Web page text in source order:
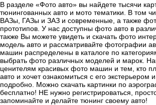
В разделе «Фото авто» вы найдете тысячи
тюнингованных авто и мото тематики. В том
ВАЗы, ГАЗы и ЗАЗ и современные, а также
прототипов. У нас доступны фото авто в
также Вы можете увидеть и скачать фото
модель авто и рассматривайте фотографии
машин распределены в каталоге по
выбрать фото различных моделей и марок.
ценителям красивых фото машин и тем, кто
авто и хочет ознакомиться с его экстерьером
подробно. Можно скачать картинки по
бесплатно! НЕ нужно регистрироваться,
запоминайте и делайте тюнинг своему авто!